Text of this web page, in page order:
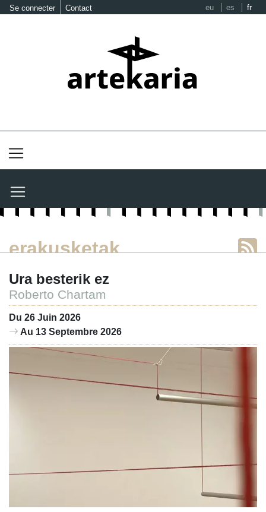
Se connecter Contact eu es fr
erakusketak
Ura besterik ez
Roberto Chartam
Du 26 Juin 2026
Au 13 Septembre 2026